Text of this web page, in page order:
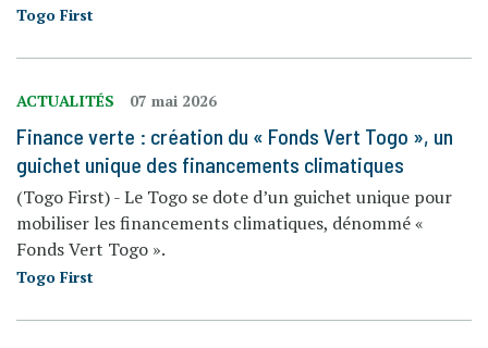
Togo First
ACTUALITÉS 07 mai 2026
Finance verte : création du « Fonds Vert Togo », un
guichet unique des financements climatiques
(Togo First) - Le Togo se dote d’un guichet unique pour
mobiliser les financements climatiques, dénommé «
Fonds Vert Togo ».
Togo First